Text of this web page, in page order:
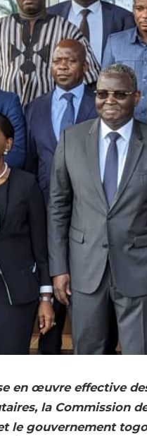
en œuvre effective
la Commission
le gouvernement